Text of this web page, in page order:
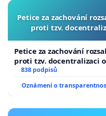
Petice za zachování
proti tzv.
Petice za zachování
proti tzv. docentralizaci
838 podpisů
Oznámení o